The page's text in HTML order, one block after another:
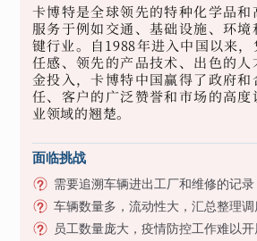
卡博特是全球领先的特种化学品和
服务于例如交通、基础设施、环境
键行业。自1988年进入中国以来
任感、领先的产品技术、出色的人
金投入，卡博特中国赢得了政府
任、客户的广泛赞誉和市场的高
业领域的翘楚。
面临挑战
需要追溯车辆进出工厂和维修的记录
车辆数量多，流动性大，汇总整理
员工数量庞大，疫情防控工作难以开